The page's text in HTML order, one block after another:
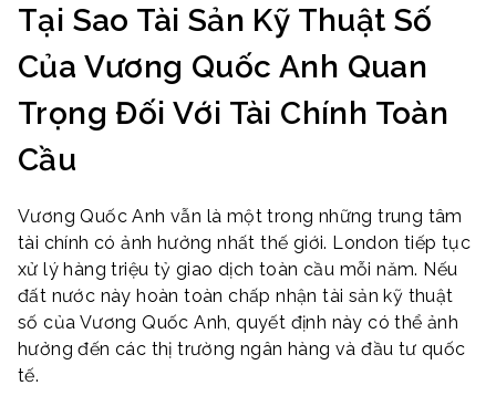
Tại Sao Tài Sản Kỹ Thuật Số
Của Vương Quốc Anh Quan
Trọng Đối Với Tài Chính Toàn
Cầu
Vương Quốc Anh vẫn là một trong những trung tâm
tài chính có ảnh hưởng nhất thế giới. London tiếp tục
xử lý hàng triệu tỷ giao dịch toàn cầu mỗi năm. Nếu
đất nước này hoàn toàn chấp nhận tài sản kỹ thuật
số của Vương Quốc Anh, quyết định này có thể ảnh
hưởng đến các thị trường ngân hàng và đầu tư quốc
tế.